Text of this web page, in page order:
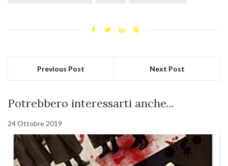
Previous Post Next Post
Potrebbero interessarti anche...
24 Ottobre 2019